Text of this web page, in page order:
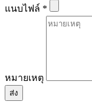
แนบไฟล์ *
หมายเหตุ